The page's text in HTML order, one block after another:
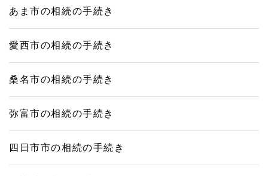
あま市の相続の手続き
愛西市の相続の手続き
桑名市の相続の手続き
弥富市の相続の手続き
四日市市の相続の手続き